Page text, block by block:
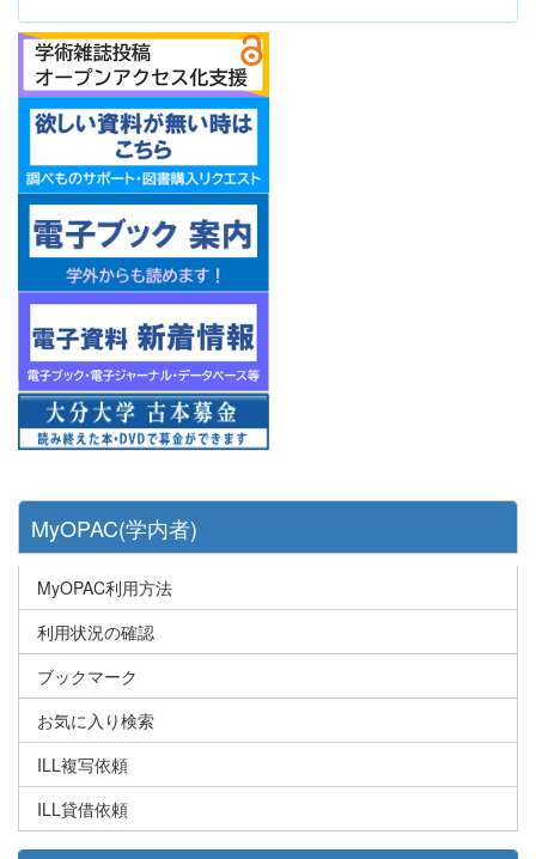
MyOPAC(学内者)
MyOPAC利用方法
利用状況の確認
ブックマーク
お気に入り検索
ILL複写依頼
ILL貸借依頼